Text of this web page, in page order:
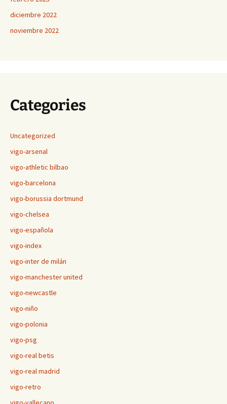
diciembre 2022
noviembre 2022
Categories
Uncategorized
vigo-arsenal
vigo-athletic bilbao
vigo-barcelona
vigo-borussia dortmund
vigo-chelsea
vigo-española
vigo-index
vigo-inter de milán
vigo-manchester united
vigo-newcastle
vigo-niño
vigo-polonia
vigo-psg
vigo-real betis
vigo-real madrid
vigo-retro